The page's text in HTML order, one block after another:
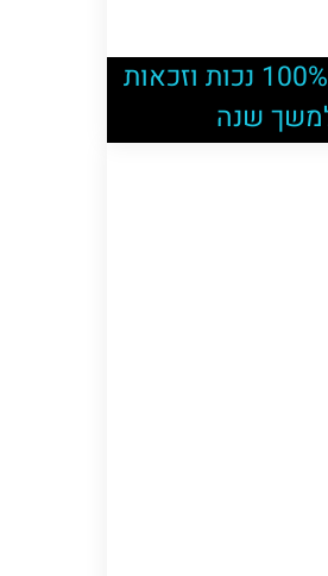
אישור הכרה של 100% נכות וזכאות
שנה